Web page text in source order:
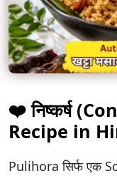
❤️ निष्कर्ष
Recipe in
Pulihora सिर्फ एक